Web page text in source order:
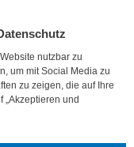
nutzbar zu
um mit Social Media zu
zu zeigen, die auf Ihre
„Akzeptieren und